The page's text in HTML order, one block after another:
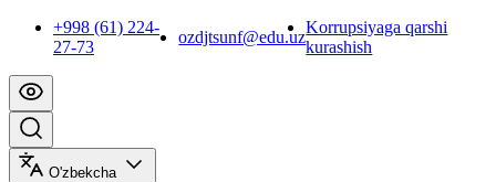
+998 (61) 224-
27-73
ozdjtsunf@edu.uz
Korrupsiyaga qarshi
kurashish
O'zbekcha